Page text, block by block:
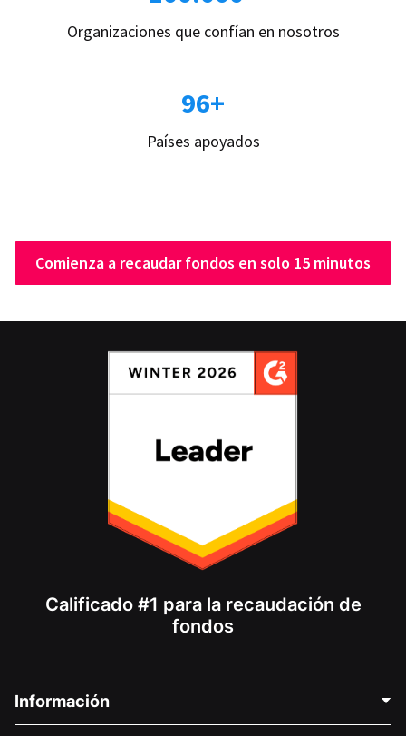
Organizaciones que confían en nosotros
96+
Países apoyados
Comienza a recaudar fondos en solo 15 minutos
Calificado #1 para la recaudación de
fondos
Información